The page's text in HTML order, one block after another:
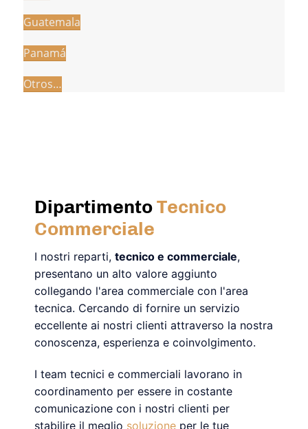
Guatemala
Panamá
Otros…
DipartimentoTecnico
Commerciale
I nostri reparti, tecnico e commerciale,
presentano un alto valore aggiunto
collegando l'area commerciale con l'area
tecnica. Cercando di fornire un servizio
eccellente ai nostri clienti attraverso la nostra
conoscenza, esperienza e coinvolgimento.
I team tecnici e commerciali lavorano in
coordinamento per essere in costante
comunicazione con i nostri clienti per
stabilire il meglio soluzione per le tue